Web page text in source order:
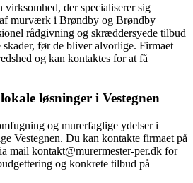
der specialiserer sig
murværk i Brøndby og Brøndby
rådgivning og skræddersyede tilbud
før de bliver alvorlige. Firmaet
og kan kontaktes for at få
løsninger i Vestegnen
og murerfaglige ydelser i
Vestegnen. Du kan kontakte firmaet på
mail kontakt@murermester-per.dk for
og konkrete tilbud på